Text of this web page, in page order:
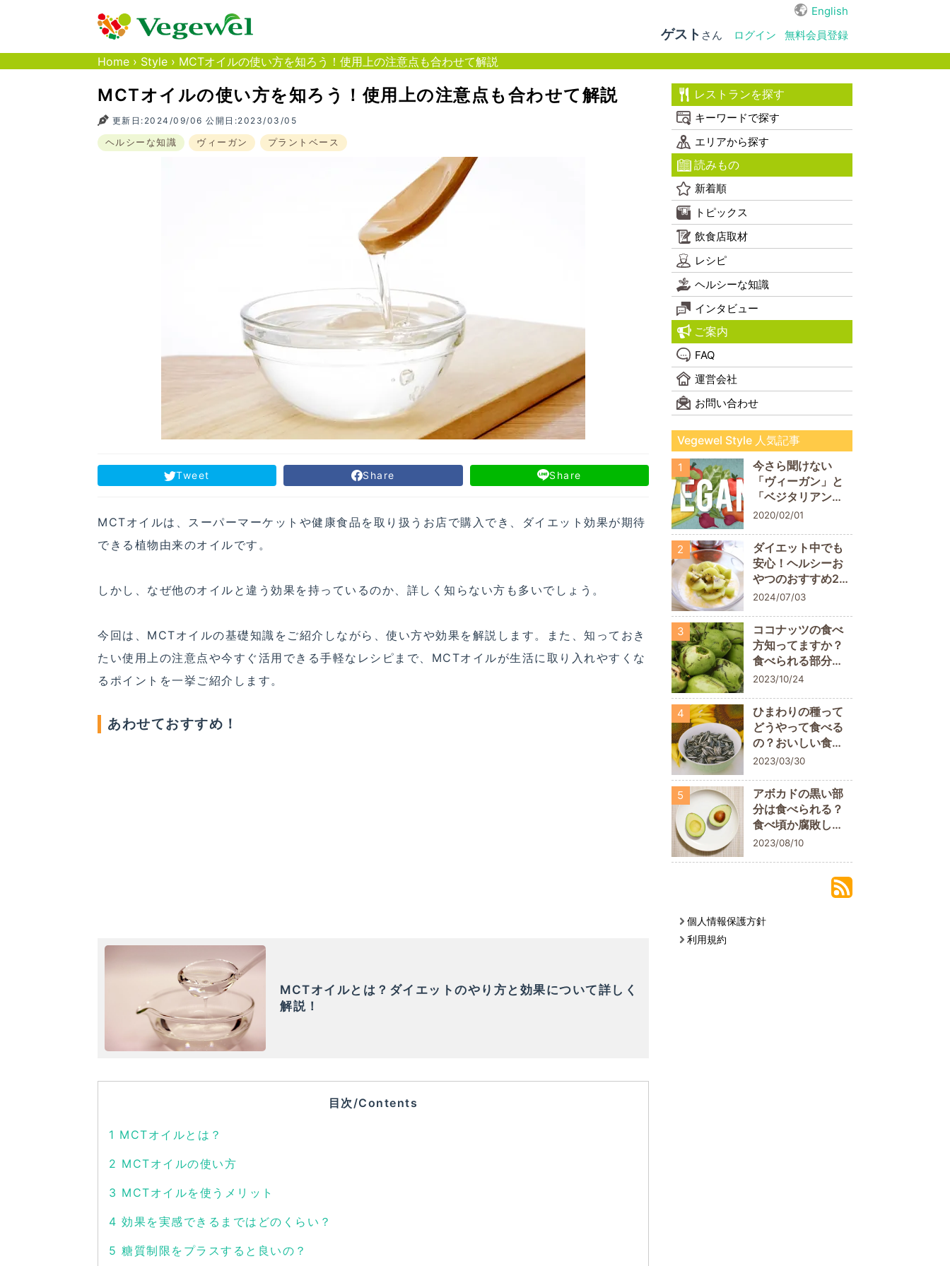
English
ゲスト さん ログイン
無料会員登録
Home › Style › MCTオイルの使い⽅を知ろう！使⽤上の注意点も合わせて解説
MCTオイルの使い⽅を知ろう！使⽤上の注意点も合わせて解説
更新日:2024/09/06 公開日:2023/03/05
ヘルシーな知識 ヴィーガン プラントベース
Tweet Share Share
MCTオイルは、スーパーマーケットや健康食品を取り扱うお店で購入でき、ダイエット効果が期待
できる植物由来のオイルです。
しかし、なぜ他のオイルと違う効果を持っているのか、詳しく知らない方も多いでしょう。
今回は、MCTオイルの基礎知識をご紹介しながら、使い方や効果を解説します。また、知っておき
たい使用上の注意点や今すぐ活用できる手軽なレシピまで、MCTオイルが生活に取り入れやすくな
るポイントを一挙ご紹介します。
あわせておすすめ！
MCTオイルとは？ダイエットのやり方と効果について詳しく
解説！
目次/Contents
1 MCTオイルとは？
2 MCTオイルの使い方
3 MCTオイルを使うメリット
4 効果を実感できるまではどのくらい？
5 糖質制限をプラスすると良いの？
レストランを探す
キーワードで探す
エリアから探す
読みもの
新着順
トピックス
飲食店取材
レシピ
ヘルシーな知識
インタビュー
ご案内
FAQ
運営会社
お問い合わせ
Vegewel Style 人気記事
今さら聞けない
「ヴィーガン」と
「ベジタリアン」
の違い！
2020/02/01
1
ダイエット中でも
安心！ヘルシーお
やつのおすすめ20
商品
2024/07/03
2
ココナッツの食べ
方知ってますか？
食べられる部分に
ついておさらいし
2023/10/24
3
ひまわりの種って
どうやって食べる
の？おいしい食べ
方や栄養素を解説
2023/03/30
4
アボカドの黒い部
分は食べられる？
食べ頃か腐敗して
いるかの判断ポイ
2023/08/10
5
個人情報保護方針
利用規約